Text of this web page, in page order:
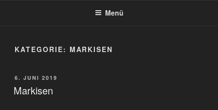
Menü
KATEGORIE: MARKISEN
6. JUNI 2019
Markisen